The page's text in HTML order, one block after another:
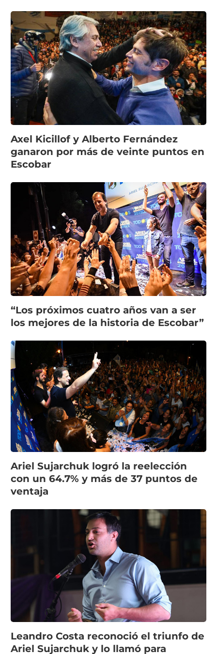
Axel Kicillof y Alberto Fernández
ganaron por más de veinte puntos en
Escobar
“Los próximos cuatro años van a ser
los mejores de la historia de Escobar”
Ariel Sujarchuk logró la reelección
con un 64.7% y más de 37 puntos de
ventaja
Leandro Costa reconoció el triunfo de
Ariel Sujarchuk y lo llamó para